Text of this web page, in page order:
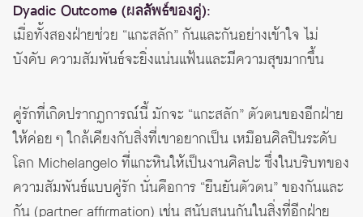
Dyadic Outcome (ผลลัพธ์ของคู่):
เมื่อทั้งสองฝ่ายช่วย “แกะสลัก” กันและกันอย่างเข้าใจ ไม่
บังคับ ความสัมพันธ์จะยิ่งแน่นแฟ้นและมีความสุขมากขึ้น
คู่รักที่เกิดปรากฏการณ์นี้ มักจะ “แกะสลัก” ตัวตนของอีกฝ่าย
ให้ค่อย ๆ ใกล้เคียงกับสิ่งที่เขาอยากเป็น เหมือนศิลปินระดับ
โลก Michelangelo ที่แกะหินให้เป็นงานศิลปะ ซึ่งในบริบทของ
ความสัมพันธ์แบบคู่รัก นั่นคือการ “ยืนยันตัวตน” ของกันและ
กัน (partner affirmation) เช่น สนับสนุนกันในสิ่งที่อีกฝ่าย